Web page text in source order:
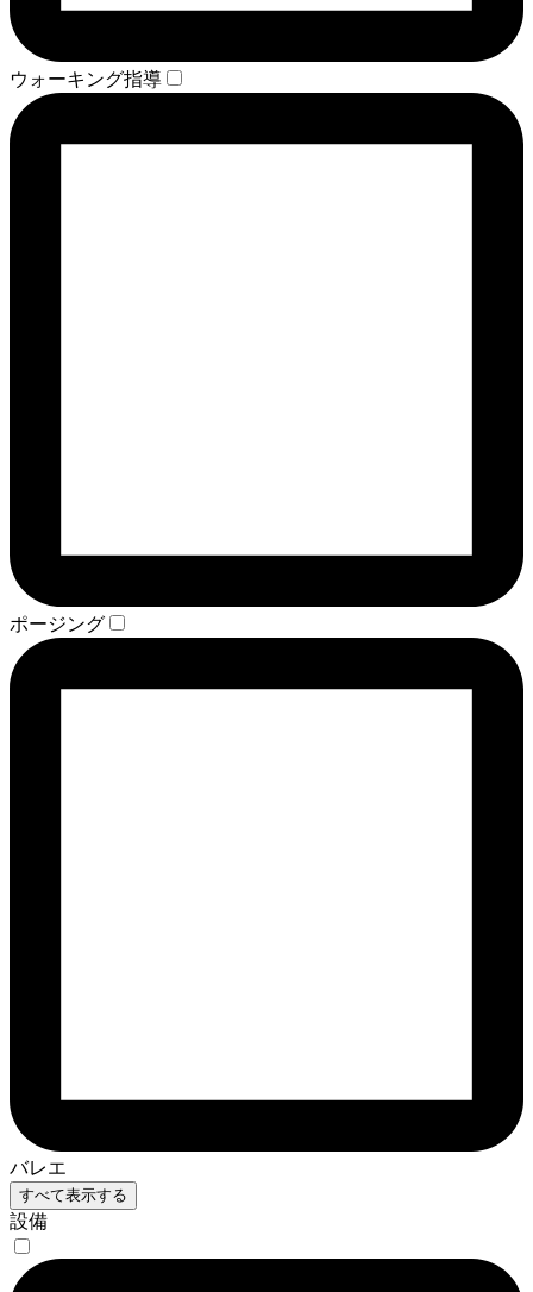
ウォーキング指導
ポージング
バレエ
すべて表示する
設備